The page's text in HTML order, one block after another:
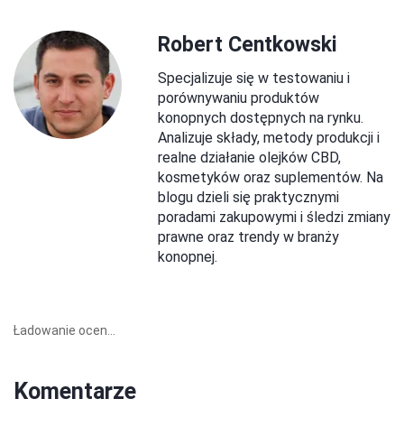
Robert Centkowski
Specjalizuje się w testowaniu i
porównywaniu produktów
konopnych dostępnych na rynku.
Analizuje składy, metody produkcji i
realne działanie olejków CBD,
kosmetyków oraz suplementów. Na
blogu dzieli się praktycznymi
poradami zakupowymi i śledzi zmiany
prawne oraz trendy w branży
konopnej.
Ładowanie ocen...
Komentarze